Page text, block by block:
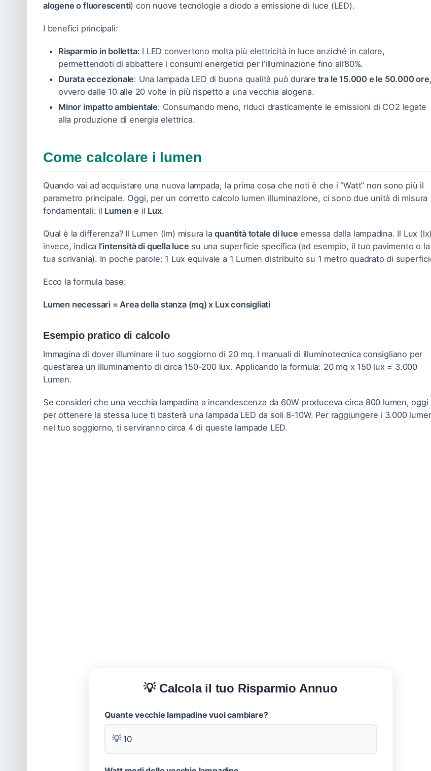
alogene o fluorescenti) con nuove tecnologie a diodo a emissione di luce (LED).
I benefici principali:
Risparmio in bolletta: I LED convertono molta più elettricità in luce anziché in calore,
permettendoti di abbattere i consumi energetici per l’illuminazione fino all’80%.
Durata eccezionale: Una lampada LED di buona qualità può durare tra le 15.000 e le 50.000 ore,
ovvero dalle 10 alle 20 volte in più rispetto a una vecchia alogena.
Minor impatto ambientale: Consumando meno, riduci drasticamente le emissioni di CO2 legate
alla produzione di energia elettrica.
Come calcolare i lumen
Quando vai ad acquistare una nuova lampada, la prima cosa che noti è che i “Watt” non sono più il
parametro principale. Oggi, per un corretto calcolo lumen illuminazione, ci sono due unità di misura
fondamentali: il Lumen e il Lux.
Qual è la differenza? Il Lumen (lm) misura laquantità totale di luce emessa dalla lampadina. Il Lux
invece, indica l’intensità di quella luce su una superficie specifica (ad esempio, il tuo pavimento o la
tua scrivania). In poche parole: 1 Lux equivale a 1 Lumen distribuito su 1 metro quadrato di
Ecco la formula base:
Lumen necessari = Area della stanza (mq) x Lux consigliati
Esempio pratico di calcolo
Immagina di dover illuminare il tuo soggiorno di 20 mq. I manuali di illuminotecnica consigliano per
quest’area un illuminamento di circa 150-200 lux. Applicando la formula: 20 mq x 150 lux = 3.000
Lumen.
Se consideri che una vecchia lampadina a incandescenza da 60W produceva circa 800 lumen, oggi
per ottenere la stessa luce ti basterà una lampada LED da soli 8-10W. Per raggiungere i 3.000
nel tuo soggiorno, ti serviranno circa 4 di queste lampade LED.
💡 Calcola il tuo Risparmio Annuo
Quante vecchie lampadine vuoi cambiare?
💡